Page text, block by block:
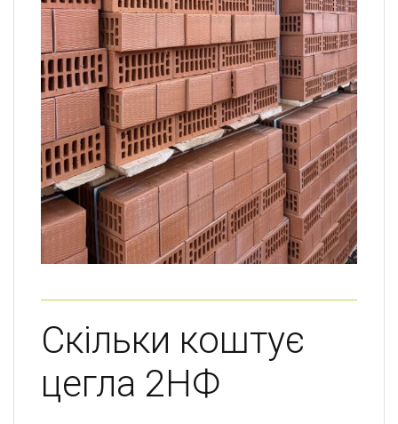
Скільки коштує
цегла 2НФ